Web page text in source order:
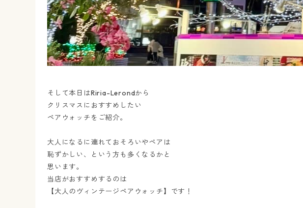
そして本日はRiria-Lerondから
クリスマスにおすすめしたい
ペアウォッチをご紹介。
大人になるに連れておそろいやペアは
恥ずかしい、という方も多くなるかと
思います。
当店がおすすめするのは
【大人のヴィンテージペアウォッチ】です！